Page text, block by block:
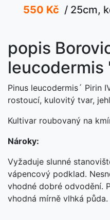
550 Kč / 25cm,
popis
leucodermis
Pinus leucodermis´ Pirin
rostoucí, kulovitý tvar,
Kultivar roubovaný na
Nároky:
Vyžaduje slunné
vápencový podklad.
vhodné dobré odvodění.
vhodná mírně vlhká půda.